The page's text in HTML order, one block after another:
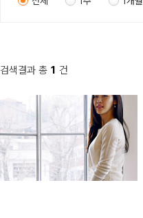
검색결과 총 1 건